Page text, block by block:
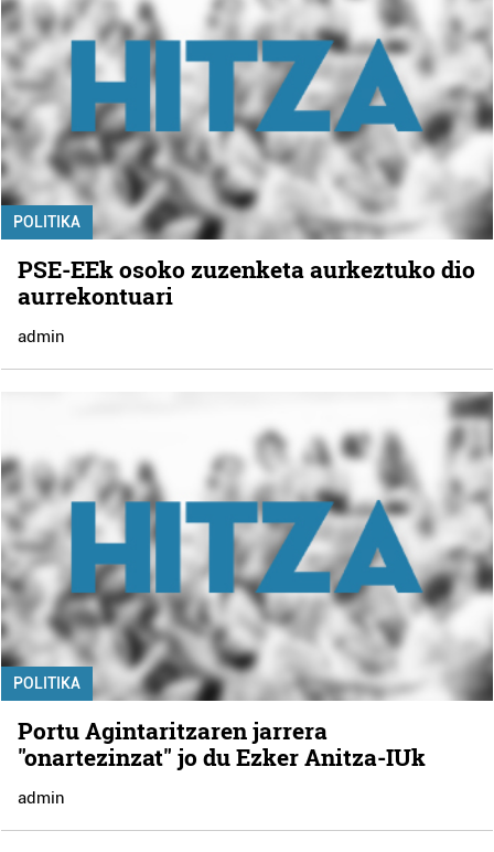
POLITIKA
PSE-EEk osoko zuzenketa aurkeztuko dio
aurrekontuari
admin
POLITIKA
Portu Agintaritzaren jarrera
"onartezinzat" jo du Ezker Anitza-IUk
admin